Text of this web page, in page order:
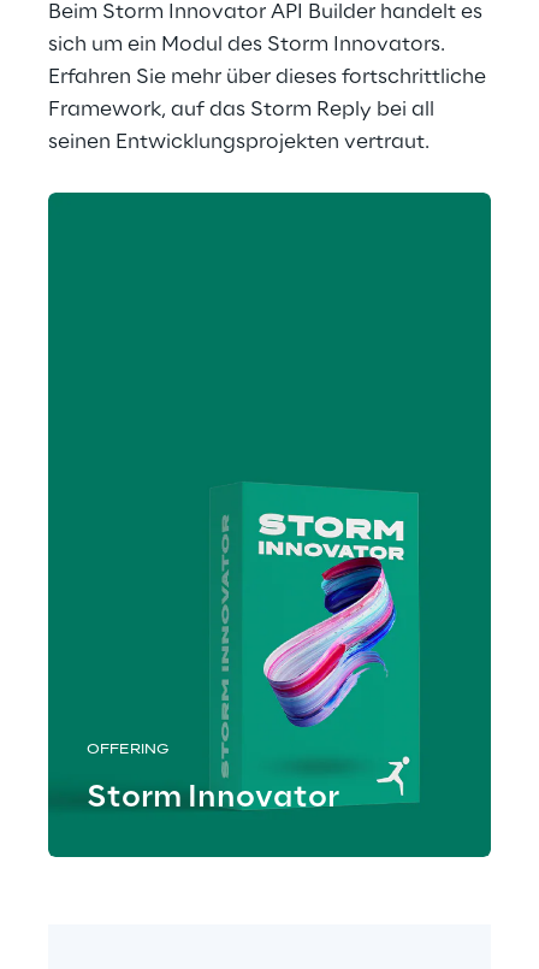
Beim Storm Innovator API Builder handelt es
sich um ein Modul des Storm Innovators.
Erfahren Sie mehr über dieses fortschrittliche
Framework, auf das Storm Reply bei all
seinen Entwicklungsprojekten vertraut.
OFFERING
Storm Innovator